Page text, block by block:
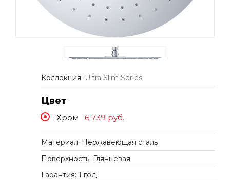
Коллекция: Ultra Slim Series
Цвет
Хром 6 739 руб.
Материал: Нержавеющая сталь
Поверхность: Глянцевая
Гарантия: 1 год